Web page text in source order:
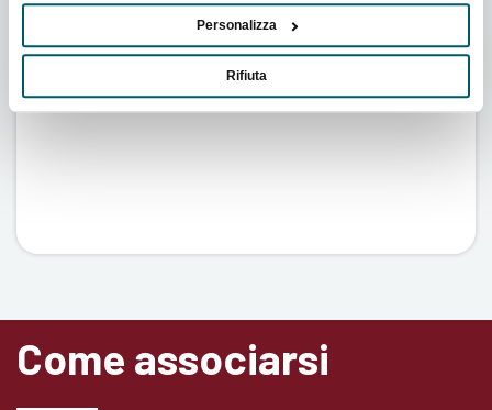
Personalizza
Rifiuta
Allestimenti, Tecnologie, Catering, Servizi Web e
Software, Editoria, Consulenza e Formazione
Come associarsi